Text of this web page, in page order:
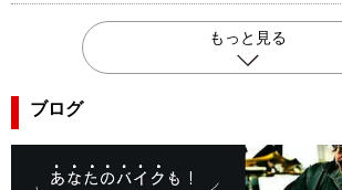
もっと見る
ブログ